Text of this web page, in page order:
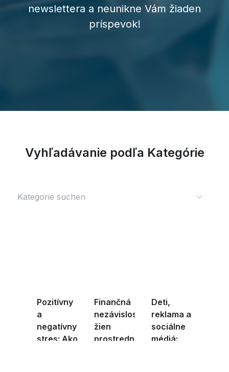
newslettera a neunikne Vám žiaden
príspevok!
Vyhľadávanie podľa Kategórie
Pozitívny
a
negatívny
stres: Ako
Finančná
nezávislosť
žien
prostredníctvom
Deti,
reklama a
sociálne
médiá: